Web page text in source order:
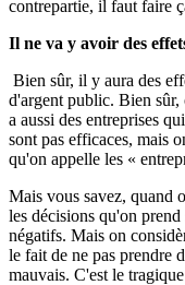
contrepartie, il faut faire
Il ne va y avoir des
Bien sûr, il y aura des
d'argent public. Bien
a aussi des entreprises
sont pas efficaces, mais
qu'on appelle les «
Mais vous savez, quand
les décisions qu'on
négatifs. Mais on
le fait de ne pas prendre
mauvais. C'est le